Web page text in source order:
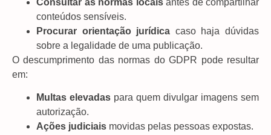
conteúdos sensíveis.
Procurar orientação jurídica caso haja dúvidas
sobre a legalidade de uma publicação.
O descumprimento das normas do GDPR pode resultar
em:
Multas elevadas para quem divulgar imagens sem
autorização.
Ações judiciais movidas pelas pessoas expostas.